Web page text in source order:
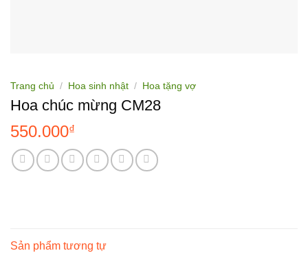
Trang chủ / Hoa sinh nhật / Hoa tặng vợ
Hoa chúc mừng CM28
550.000₫
Sản phẩm tương tự